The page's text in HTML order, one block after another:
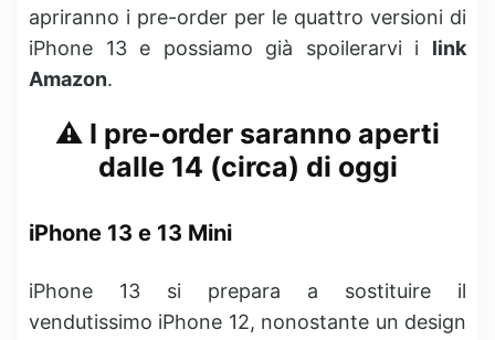
apriranno i pre-order per le quattro versioni di
iPhone 13 e possiamo già spoilerarvi i link
Amazon.
⚠️ I pre-order saranno aperti
dalle 14 (circa) di oggi
iPhone 13 e 13 Mini
iPhone 13 si prepara a sostituire il
vendutissimo iPhone 12, nonostante un design